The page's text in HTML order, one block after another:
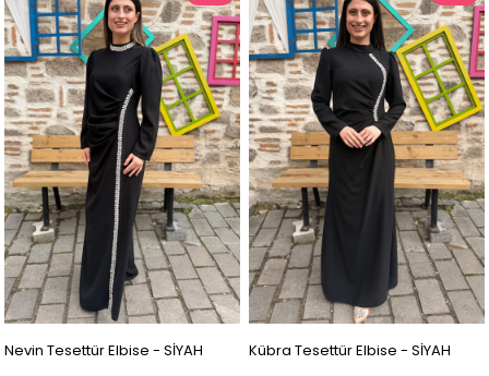
Nevin Tesettür Elbise - SİYAH Kübra Tesettür Elbise - SİYAH